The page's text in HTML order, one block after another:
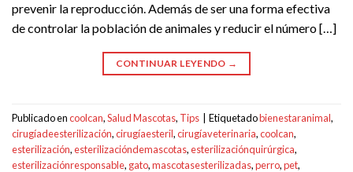
prevenir la reproducción. Además de ser una forma efectiva
de controlar la población de animales y reducir el número […]
CONTINUAR LEYENDO →
Publicado encoolcan,Salud Mascotas, Tips | Etiquetadobienestaranimal,
cirugíadeesterilización,cirugíaesteril,cirugíaveterinaria,coolcan,
esterilización,esterilizacióndemascotas,esterilizaciónquirúrgica,
esterilizaciónresponsable, gato,mascotasesterilizadas,perro,pet,